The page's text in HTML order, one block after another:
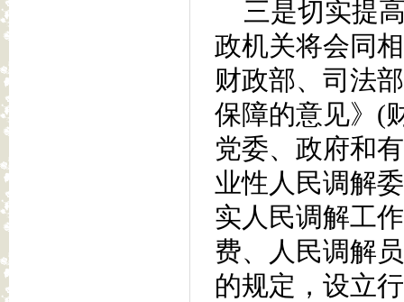
三是切实提
政机关将会同
财政部、司法
保障的意见》(
党委、政府和
业性人民调解
实人民调解工
费、人民调解
的规定，设立